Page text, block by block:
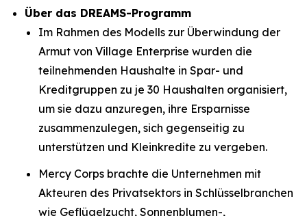
Über das DREAMS-Programm
Im Rahmen des Modells zur Überwindung der
Armut von Village Enterprise wurden die
teilnehmenden Haushalte in Spar- und
Kreditgruppen zu je 30 Haushalten organisiert,
um sie dazu anzuregen, ihre Ersparnisse
zusammenzulegen, sich gegenseitig zu
unterstützen und Kleinkredite zu vergeben.
Mercy Corps brachte die Unternehmen mit
Akteuren des Privatsektors in Schlüsselbranchen
wie Geflügelzucht, Sonnenblumen-,